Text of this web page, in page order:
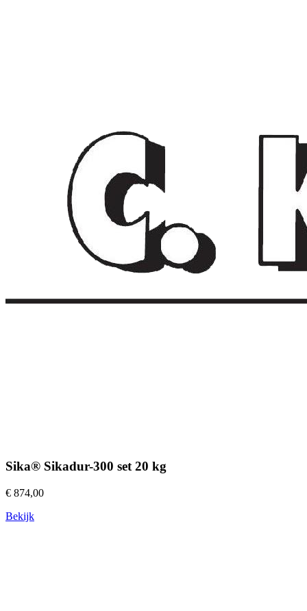
Sika® Sikadur-300 set 20 kg
€ 874,00
Bekijk